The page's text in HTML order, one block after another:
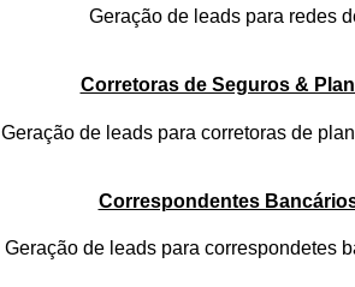
Geração de leads para redes
Corretoras de Seguros &
Geração de leads para corretoras de
Correspondentes
Geração de leads para correspondetes